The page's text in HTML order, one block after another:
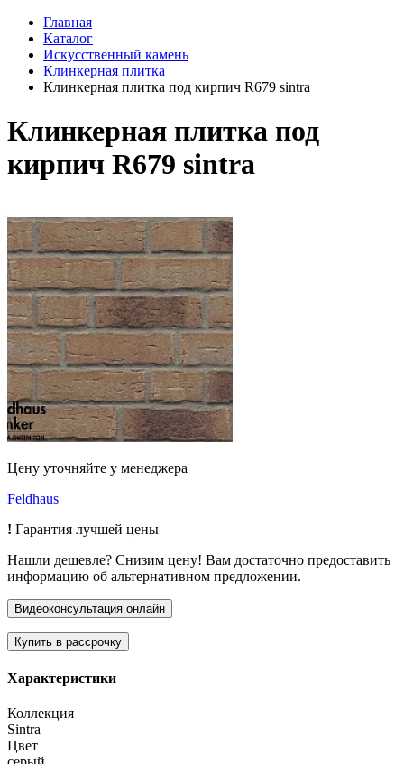
Главная
Каталог
Искусственный камень
Клинкерная плитка
Клинкерная плитка под кирпич R679 sintra
Клинкерная плитка под
кирпич R679 sintra
Цену уточняйте у менеджера
Feldhaus
! Гарантия лучшей цены
Нашли дешевле? Снизим цену! Вам достаточно предоставить
информацию об альтернативном предложении.
Характеристики
Коллекция
Sintra
Цвет